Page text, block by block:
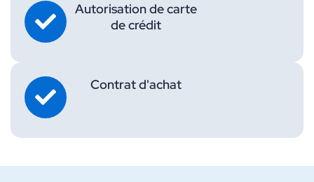
Autorisation de carte
de crédit
Contrat d'achat